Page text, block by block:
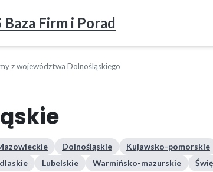
Baza Firm i Porad
z województwa Dolnośląskiego
Dolnośląskie Kujawsko-pomorskie
Lubelskie Warmińsko-mazurskie